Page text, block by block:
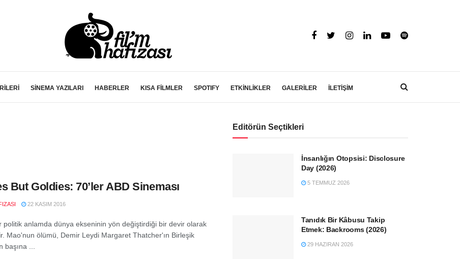
SİNEMA YAZILARI HABERLER KISA FİLMLER SPOTIFY ETKİNLİKLER GALERİLER İLETİŞİM
But Goldies: 70’ler ABD Sineması
22 KASIM 2016
politik anlamda dünya ekseninin yön değiştirdiği bir devir olarak
Mao'nun ölümü, Demir Leydi Margaret Thatcher'ın Birleşik
başına ...
Editörün Seçtikleri
İnsanlığın Otopsisi: Disclosure
Day (2026)
5 TEMMUZ 2026
Tanıdık Bir Kâbusu Takip
Etmek: Backrooms (2026)
29 HAZIRAN 2026